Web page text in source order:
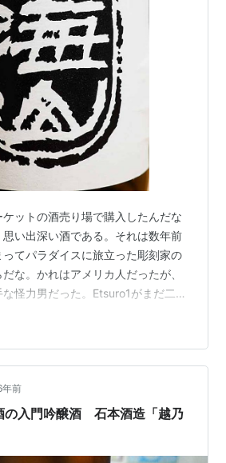
ットの酒売り場で購入したんだな
い出深い酒である。それは数年前
てパラダイスに旅立った彫刻家の
な。かれはアメリカ人だったが、
怪力男だった。Etsuro1がまだ二十
山最高ねぇ」と言って茹でダコの
な。 彼の命日は正確なところは忘
制作をして寿命を縮めたからね
いた彼の展覧会へは、少々遠方だ
で話したんだが、間もなく訃報と
いうことを思い出す季…
年前
の入門吟醸酒 石本酒造「越乃